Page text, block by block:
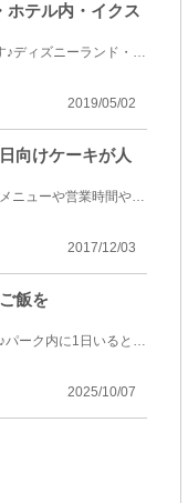
ホテル内・イクス
東京ディズニーリゾート周辺の食べ放題レストランおすすめ7選をご紹介します♪ディズニーランド・ディズ...
2019/05/02
向けケーキが人
ディズニー・アンバサダーホテルにある「チックタックダイナー」をご紹介！メニューや営業時間や場所な...
2017/12/03
飯を
東京ディズニーランドにあるレストラン一覧を各エリアに分けてご紹介します♪パーク内に1日いるとどうし...
2025/10/07